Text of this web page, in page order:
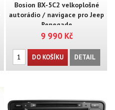
Bosion BX-5C2 velkoplošné
autorádio / navigace pro Jeep
Renegade
9 990 Kč
DO KOŠÍKU DETAIL